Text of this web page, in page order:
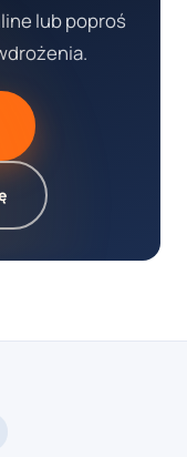
lub poproś